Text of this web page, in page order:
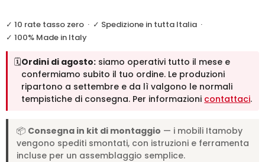
✓ 10 rate tasso zero · ✓ Spedizione in tutta Italia ·
✓ 100% Made in Italy
🗓️Ordini di agosto: siamo operativi tutto il mese e
confermiamo subito il tuo ordine. Le produzioni
ripartono a settembre e da lì valgono le normali
tempistiche di consegna. Per informazioni contattaci.
📦 Consegna in kit di montaggio — i mobili Itamoby
vengono spediti smontati, con istruzioni e ferramenta
incluse per un assemblaggio semplice.